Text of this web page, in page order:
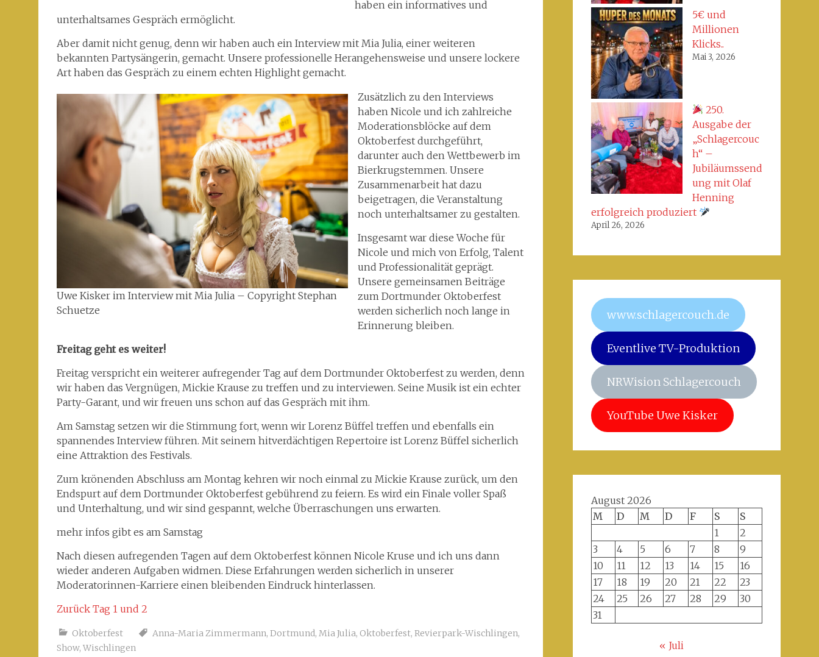
haben ein informatives und
unterhaltsames Gespräch ermöglicht.
Aber damit nicht genug, denn wir haben auch ein Interview mit Mia Julia, einer weiteren
bekannten Partysängerin, gemacht. Unsere professionelle Herangehensweise und unsere lockere
Art haben das Gespräch zu einem echten Highlight gemacht.
Uwe Kisker im Interview mit Mia Julia – Copyright Stephan
Schuetze
Zusätzlich zu den Interviews
haben Nicole und ich zahlreiche
Moderationsblöcke auf dem
Oktoberfest durchgeführt,
darunter auch den Wettbewerb im
Bierkrugstemmen. Unsere
Zusammenarbeit hat dazu
beigetragen, die Veranstaltung
noch unterhaltsamer zu gestalten.
Insgesamt war diese Woche für
Nicole und mich von Erfolg, Talent
und Professionalität geprägt.
Unsere gemeinsamen Beiträge
zum Dortmunder Oktoberfest
werden sicherlich noch lange in
Erinnerung bleiben.
Freitag geht es weiter!
Freitag verspricht ein weiterer aufregender Tag auf dem Dortmunder Oktoberfest zu werden, denn
wir haben das Vergnügen, Mickie Krause zu treffen und zu interviewen. Seine Musik ist ein echter
Party-Garant, und wir freuen uns schon auf das Gespräch mit ihm.
Am Samstag setzen wir die Stimmung fort, wenn wir Lorenz Büffel treffen und ebenfalls ein
spannendes Interview führen. Mit seinem hitverdächtigen Repertoire ist Lorenz Büffel sicherlich
eine Attraktion des Festivals.
Zum krönenden Abschluss am Montag kehren wir noch einmal zu Mickie Krause zurück, um den
Endspurt auf dem Dortmunder Oktoberfest gebührend zu feiern. Es wird ein Finale voller Spaß
und Unterhaltung, und wir sind gespannt, welche Überraschungen uns erwarten.
mehr infos gibt es am Samstag
Nach diesen aufregenden Tagen auf dem Oktoberfest können Nicole Kruse und ich uns dann
wieder anderen Aufgaben widmen. Diese Erfahrungen werden sicherlich in unserer
Moderatorinnen-Karriere einen bleibenden Eindruck hinterlassen.
Zurück Tag 1 und 2
Oktoberfest Anna-Maria Zimmermann, Dortmund, Mia Julia, Oktoberfest, Revierpark-Wischlingen,
Show, Wischlingen
5€ und
Millionen
Klicks..
Mai 3, 2026
250.
Ausgabe der
„Schlagercouc
h“ –
Jubiläumssend
ung mit Olaf
Henning
erfolgreich produziert
April 26, 2026
www.schlagercouch.de
Eventlive TV-Produktion
NRWision Schlagercouch
YouTube Uwe Kisker
August 2026
M
D M D F S
S
1
2
3
4 5 6 7 8
9
10
11 12 13 14 15
16
17
18 19 20 21 22
23
24
25 26 27 28 29
30
31
« Juli